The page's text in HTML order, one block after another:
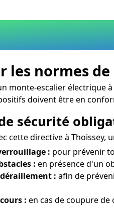
les normes
monte-escalier électrique
doivent être en
sécurité
cette directive à
: pour prévenir
: en présence d'un
: afin de
: en cas de coupure